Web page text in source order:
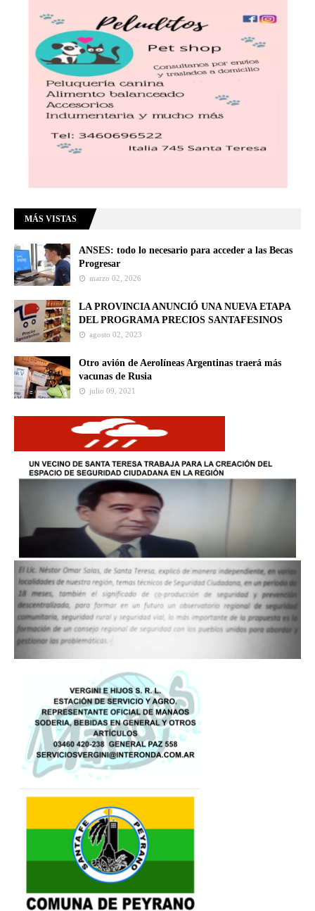
MÁS VISTAS
ANSES: todo lo necesario para acceder a las Becas
Progresar
marzo 02, 2026
LA PROVINCIA ANUNCIÓ UNA NUEVA ETAPA
DEL PROGRAMA PRECIOS SANTAFESINOS
agosto 02, 2023
Otro avión de Aerolíneas Argentinas traerá más
vacunas de Rusia
julio 09, 2021